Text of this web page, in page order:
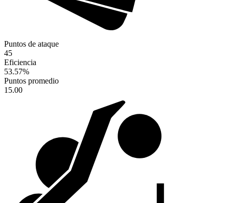
Puntos de ataque
45
Eficiencia
53.57%
Puntos promedio
15.00